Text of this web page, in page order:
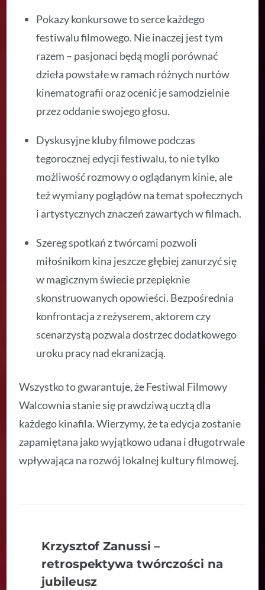
Pokazy konkursowe to serce każdego
festiwalu filmowego. Nie inaczej jest tym
razem – pasjonaci będą mogli porównać
dzieła powstałe w ramach różnych nurtów
kinematografii oraz ocenić je samodzielnie
przez oddanie swojego głosu.
Dyskusyjne kluby filmowe podczas
tegorocznej edycji festiwalu, to nie tylko
możliwość rozmowy o oglądanym kinie, ale
też wymiany poglądów na temat społecznych
i artystycznych znaczeń zawartych w filmach.
Szereg spotkań z twórcami pozwoli
miłośnikom kina jeszcze głębiej zanurzyć się
w magicznym świecie przepięknie
skonstruowanych opowieści. Bezpośrednia
konfrontacja z reżyserem, aktorem czy
scenarzystą pozwala dostrzec dodatkowego
uroku pracy nad ekranizacją.
Wszystko to gwarantuje, że Festiwal Filmowy
Walcownia stanie się prawdziwą ucztą dla
każdego kinafila. Wierzymy, że ta edycja zostanie
zapamiętana jako wyjątkowo udana i długotrwale
wpływająca na rozwój lokalnej kultury filmowej.
Krzysztof Zanussi –
retrospektywa twórczości na
jubileusz